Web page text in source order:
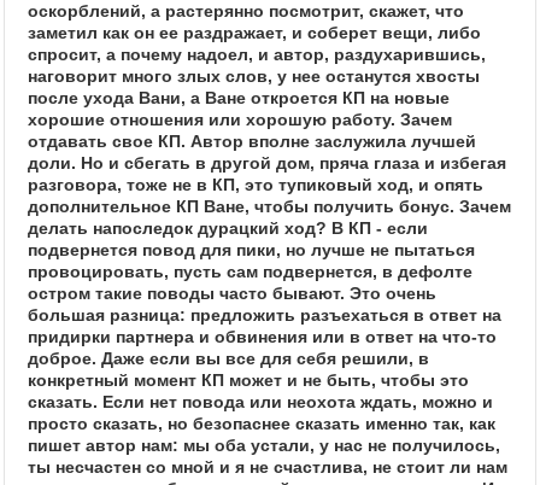
оскорблений, а растерянно посмотрит, скажет, что
заметил как он ее раздражает, и соберет вещи, либо
спросит, а почему надоел, и автор, раздухарившись,
наговорит много злых слов, у нее останутся хвосты
после ухода Вани, а Ване откроется КП на новые
хорошие отношения или хорошую работу. Зачем
отдавать свое КП. Автор вполне заслужила лучшей
доли. Но и сбегать в другой дом, пряча глаза и избегая
разговора, тоже не в КП, это тупиковый ход, и опять
дополнительное КП Ване, чтобы получить бонус. Зачем
делать напоследок дурацкий ход? В КП - если
подвернется повод для пики, но лучше не пытаться
провоцировать, пусть сам подвернется, в дефолте
остром такие поводы часто бывают. Это очень
большая разница: предложить разъехаться в ответ на
придирки партнера и обвинения или в ответ на что-то
доброе. Даже если вы все для себя решили, в
конкретный момент КП может и не быть, чтобы это
сказать. Если нет повода или неохота ждать, можно и
просто сказать, но безопаснее сказать именно так, как
пишет автор нам: мы оба устали, у нас не получилось,
ты несчастен со мной и я не счастлива, не стоит ли нам